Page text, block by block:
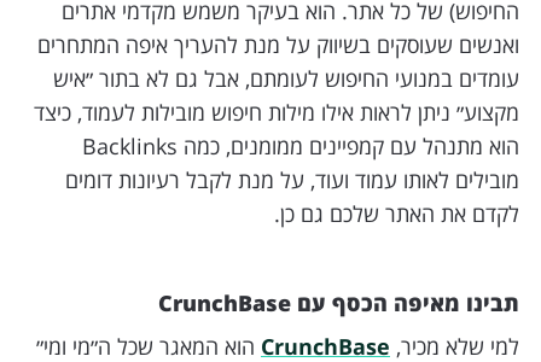
החיפוש) של כל אתר. הוא בעיקר משמש מקדמי אתרים
ואנשים שעוסקים בשיווק על מנת להעריך איפה המתחרים
עומדים במנועי החיפוש לעומתם, אבל גם לא בתור ״איש
מקצוע״ ניתן לראות אילו מילות חיפוש מובילות לעמוד, כיצד
הוא מתנהל עם קמפיינים ממומנים, כמה Backlinks
מובילים לאותו עמוד ועוד, על מנת לקבל רעיונות דומים
לקדם את האתר שלכם גם כן.
תבינו מאיפה הכסף עם CrunchBase
למי שלא מכיר, CrunchBase הוא המאגר שכל ה״מי ומי״